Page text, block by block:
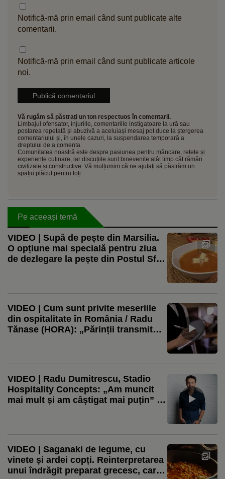
Notifică-mă prin email când sunt publicate alte
comentarii.
Notifică-mă prin email când sunt publicate articole
noi.
Vă rugăm să păstrați un ton respectuos în comentarii.
Limbajul ofensator, injuriile, comentariile instigatoare la ură sau
postarea repetată și abuzivă a aceluiași mesaj pot duce la ștergerea
comentariului și, în unele cazuri, la suspendarea temporară a
dreptului de a comenta.
Comunitatea noastră este despre pasiunea pentru mâncare, rețete și
experiențe culinare, iar discuțiile sunt binevenite atât timp cât rămân
civilizate și constructive. Vă mulțumim că ne ajutați să păstrăm un
spațiu plăcut pentru toți
Pe aceeași temă
VIDEO | Supă de pește din Marsilia.
O opțiune mai specială pentru ziua
de dezlegare la pește din Postul Sf.
VIDEO | Cum sunt privite meseriile
din ospitalitate în România / Radu
Tănase (HORA): „Părinții transmit
Stadio): „Poți ajunge de la picol la
VIDEO | Radu Dumitrescu, Stadio
Hospitality Concepts: „Am muncit
mai mult și am câștigat mai puțin” /
motivele
VIDEO | Saganaki de legume, cu
vinete și ardei copți. Reinterpretarea
unui îndrăgit preparat grecesc, care